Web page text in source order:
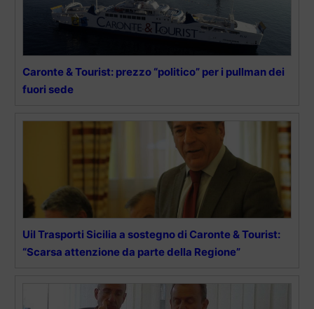
Caronte & Tourist: prezzo “politico” per i pullman dei
fuori sede
Uil Trasporti Sicilia a sostegno di Caronte & Tourist:
“Scarsa attenzione da parte della Regione”